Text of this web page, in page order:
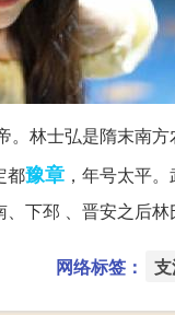
。林士弘是隋末南
都豫章 ，年号太平
下邳 、晋安之后林
网络标签：